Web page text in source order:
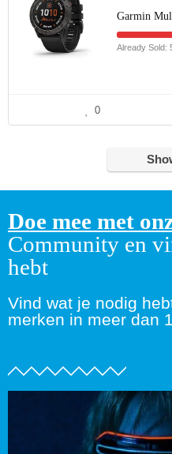
Garmin
Already Sold:
0
Doe mee met
Community en
hebt
Vind wat je nodig
merken in meer dan